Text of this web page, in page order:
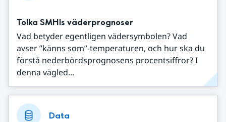
Tolka SMHIs väderprognoser
Vad betyder egentligen vädersymbolen? Vad
avser ”känns som”-temperaturen, och hur ska du
förstå nederbördsprognosens procentsiffror? I
denna vägled...
Data